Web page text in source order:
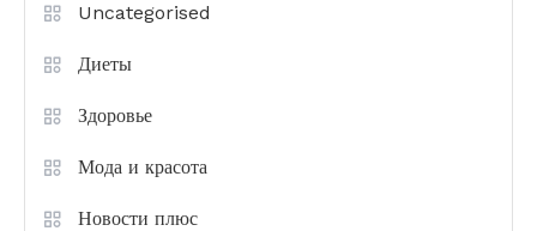
Uncategorised
Диеты
Здоровье
Мода и красота
Новости плюс